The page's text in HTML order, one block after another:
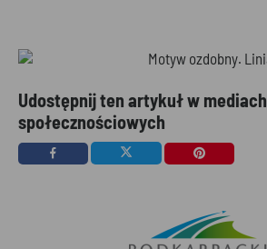
Udostępnij ten artykuł w mediach
społecznościowych